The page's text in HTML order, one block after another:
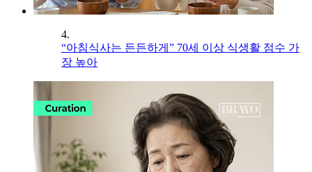
4.
“아침식사는 든든하게” 70세 이상 식생활 점수 가
장 높아